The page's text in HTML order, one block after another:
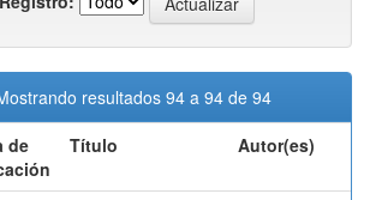
resultados 94 a 94 de 94
de
Título Autor(es)